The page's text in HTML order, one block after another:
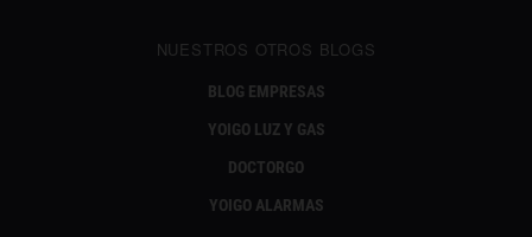
NUESTROS OTROS BLOGS
BLOG EMPRESAS
YOIGO LUZ Y GAS
DOCTORGO
YOIGO ALARMAS